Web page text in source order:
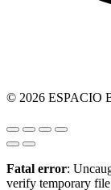
© 2026 ESPACIO
Fatal error:
verify temporary